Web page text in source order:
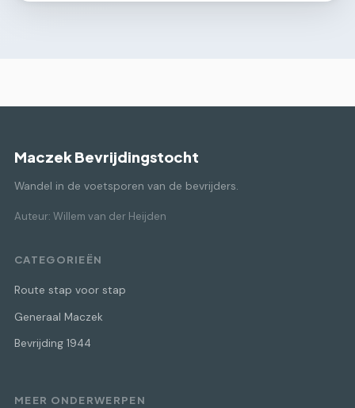
Maczek Bevrijdingstocht
Wandel in de voetsporen van de bevrijders.
Auteur: Willem van der Heijden
CATEGORIEËN
Route stap voor stap
Generaal Maczek
Bevrijding 1944
MEER ONDERWERPEN